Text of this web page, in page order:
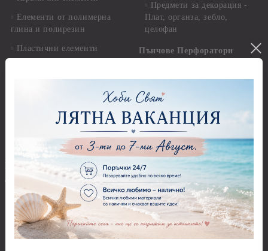
Елементи от полимерна
глина и полирезин
Пластични елементи
Самосъхнеща глина
Полимерна Глина
Приложни техники и
Декупаж
Декупажна хартия
Оризова декупажна
хартия А4 - Alchemy of Art -
25-30 гр.
Предмети за декорация -
Плат, органза, зебло,
целофан
Пънчове Перфоратори
Бордюрни пънчове
Ъглови перфоратори
Перфоратори Основни
Фигури - кръгове, овали
Перфоратори - Сърца и
звезди
Перфоратори - Цветя, листа
и клонки